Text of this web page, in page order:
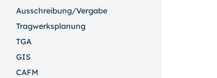
Ausschreibung/Vergabe
Tragwerksplanung
TGA
GIS
CAFM